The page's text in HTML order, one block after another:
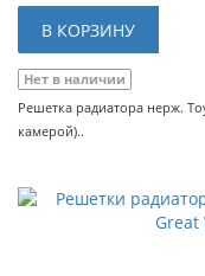
В КОРЗИНУ
Нет в наличии
Решетка радиатора нерж.
камерой)..